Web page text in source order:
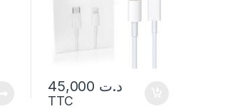
د.ت
TTC